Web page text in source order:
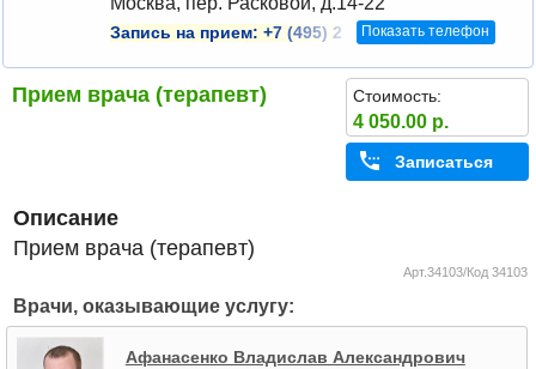
Запись на прием: +7 (495) 2 Показать телефон
Прием врача (терапевт) Стоимость:
4 050.00 р.
Записаться
Описание
Прием врача (терапевт)
Арт.34103/Код 34103
Врачи, оказывающие услугу:
Афанасенко Владислав Александрович